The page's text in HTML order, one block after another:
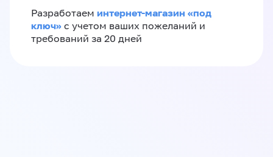
Разработаем интернет-магазин «‎под
ключ»‎ с учетом ваших пожеланий и
требований за 20 дней